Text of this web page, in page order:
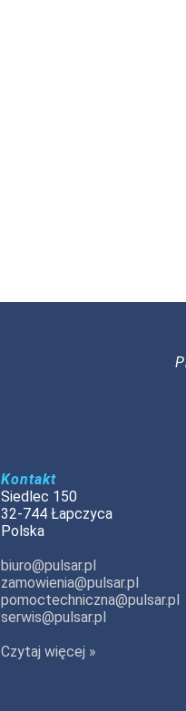
Kontakt
Siedlec 150
32-744 Łapczyca
Polska
biuro@pulsar.pl
zamowienia@pulsar.pl
pomoctechniczna@pulsar.pl
serwis@pulsar.pl
Czytaj więcej »